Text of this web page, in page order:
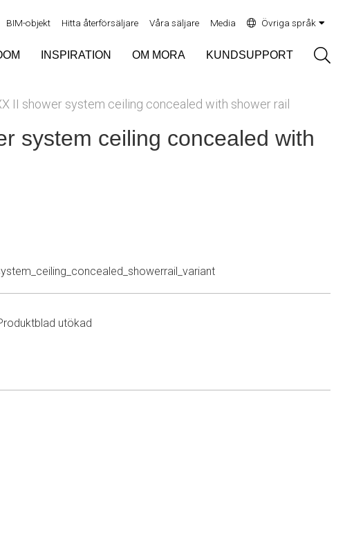
BIM-objekt Hitta återförsäljare Våra säljare Media Övriga språk
INSPIRATION OM MORA KUNDSUPPORT
II shower system ceiling concealed with shower rail
system ceiling concealed with
utökad